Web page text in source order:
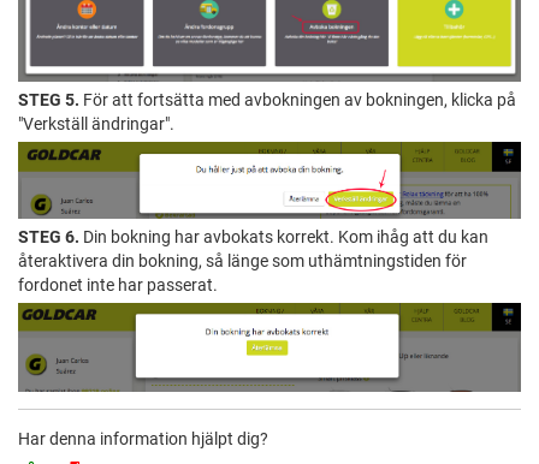
STEG 5. För att fortsätta med avbokningen av bokningen, klicka på
"Verkställ ändringar".
STEG 6. Din bokning har avbokats korrekt. Kom ihåg att du kan
återaktivera din bokning, så länge som uthämtningstiden för
fordonet inte har passerat.
Har denna information hjälpt dig?